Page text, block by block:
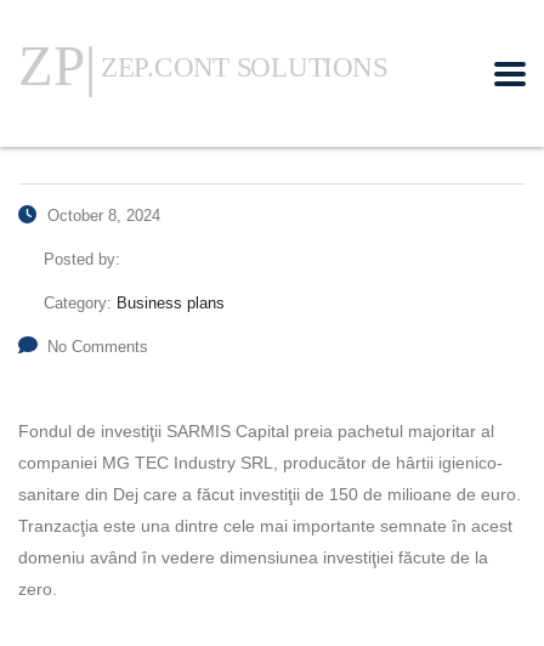
October 8, 2024
Posted by:
Category: Business plans
No Comments
Fondul de investiţii SARMIS Ca­pital preia pachetul majori­tar al
companiei MG TEC Industry SRL, producător de hârtii igienico-
sanitare din Dej care a făcut investiţii de 150 de milioane de euro.
Tranzacţia este una dintre cele mai im­portante semnate în acest
domeniu având în vedere dimensiunea investiţiei făcute de la
zero.